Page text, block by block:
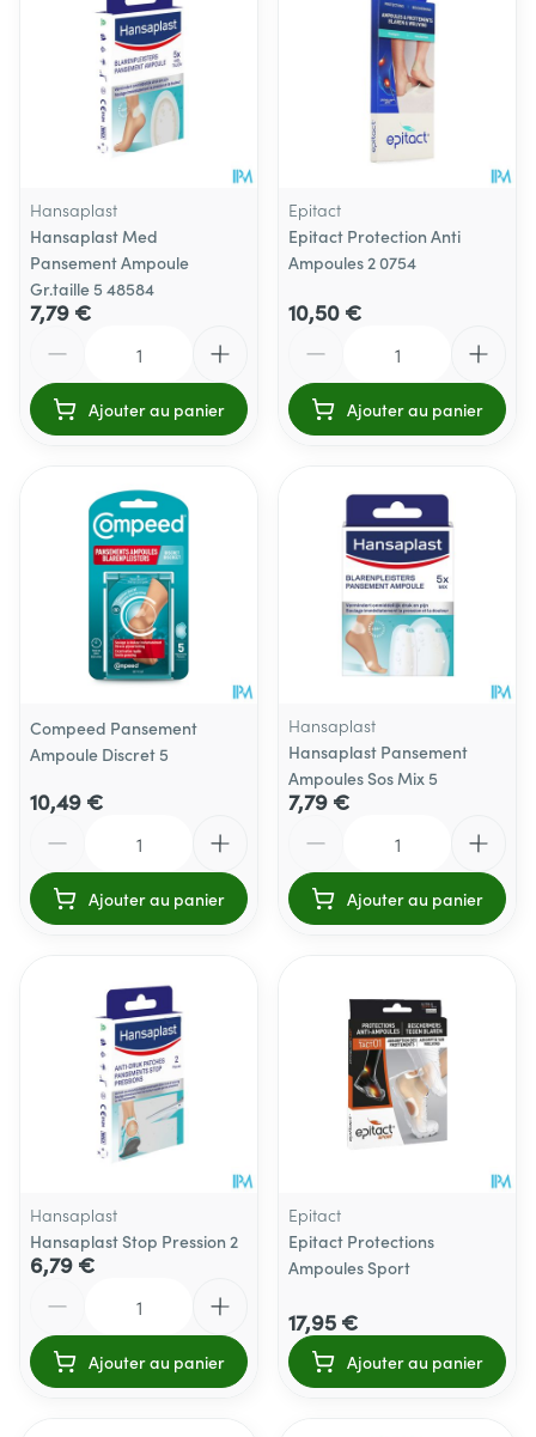
Hansaplast
Hansaplast Med
Pansement Ampoule
Gr.taille 5 48584
7,79 €
Ajouter au panier
Epitact
Epitact Protection Anti
Ampoules 2 0754
10,50 €
Ajouter au panier
Compeed Pansement
Ampoule Discret 5
10,49 €
Ajouter au panier
Hansaplast
Hansaplast Pansement
Ampoules Sos Mix 5
7,79 €
Ajouter au panier
Hansaplast
Hansaplast Stop Pression 2
6,79 €
Ajouter au panier
Epitact
Epitact Protections
Ampoules Sport
17,95 €
Ajouter au panier